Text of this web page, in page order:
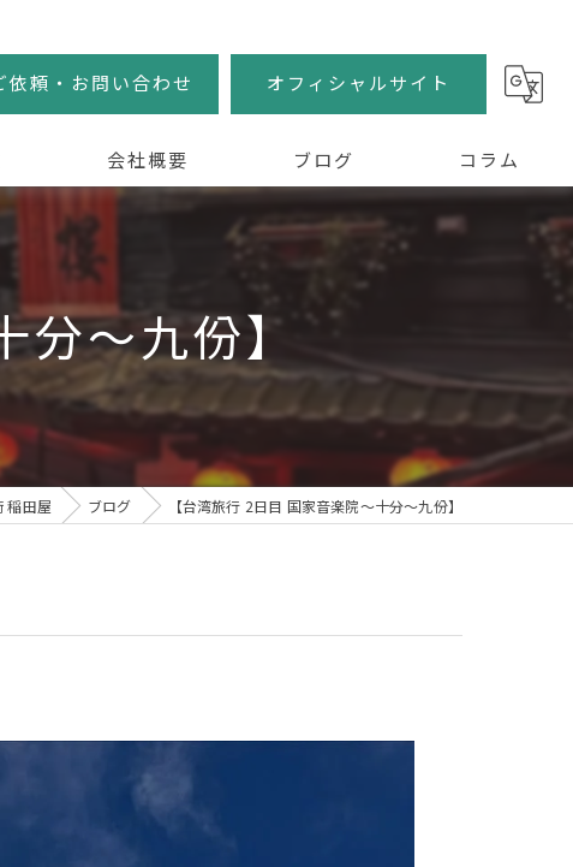
依頼・お問い合わせ オフィシャルサイト
会社概要 ブログ コラム
分〜九份】
稲田屋 ブログ 【台湾旅行 2日目 国家音楽院〜十分〜九份】